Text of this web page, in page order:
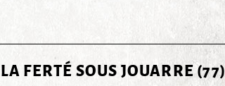
LA FERTÉ SOUS JOUARRE (77)